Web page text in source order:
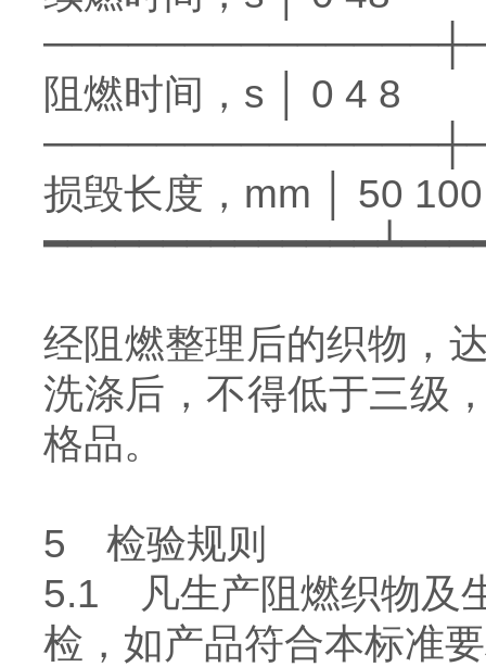
阻燃时间，s │ 0 4 8
损毁长度，mm │ 50
经阻燃整理后的织物，
洗涤后，不得低于三级
格品。
5 检验规则
5.1 凡生产阻燃织物及
检，如产品符合本标准